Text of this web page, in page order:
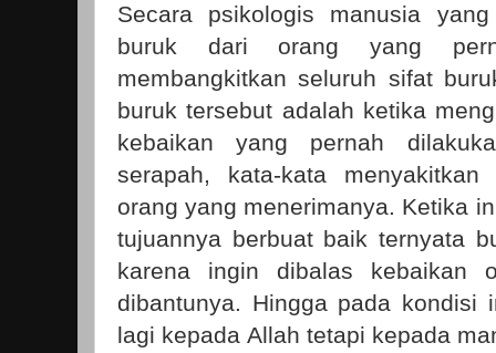
Secara psikologis manusia
buruk dari orang yang
membangkitkan seluruh sifat
buruk tersebut adalah ketika
kebaikan yang pernah
serapah, kata-kata
orang yang menerimanya. Ketika
tujuannya berbuat baik ternyata
karena ingin dibalas kebaikan
dibantunya. Hingga pada kondisi
lagi kepada Allah tetapi kepada